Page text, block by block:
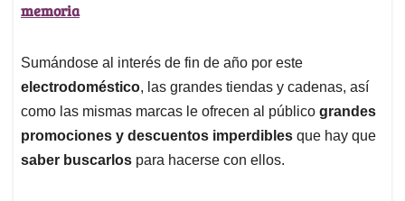
memoria
Sumándose al interés de fin de año por este
electrodoméstico, las grandes tiendas y cadenas, así
como las mismas marcas le ofrecen al público grandes
promociones y descuentos imperdibles que hay que
saber buscarlos para hacerse con ellos.